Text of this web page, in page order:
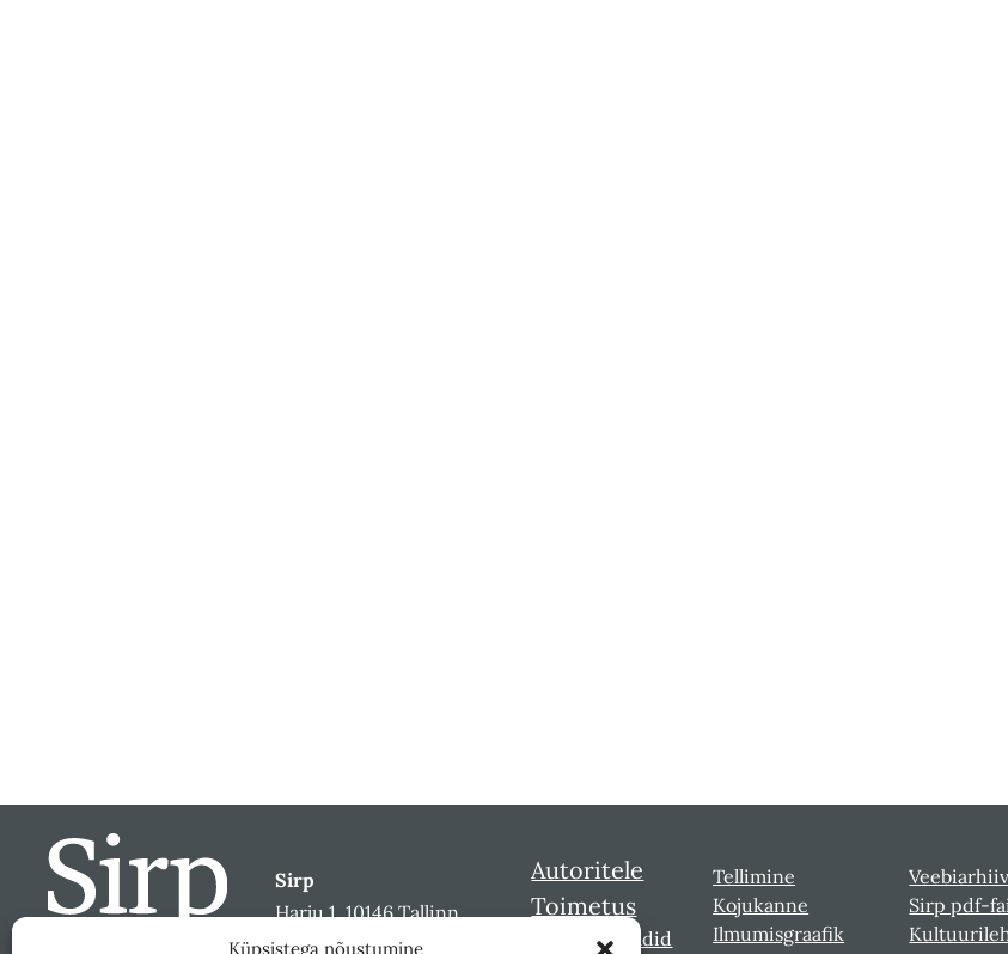
Küpsistega nõustumine
Sirp
Harju 1, 10146 Tallinn
sirp@sirp.ee
Autoritele
Toimetus
Sirbi laureaadid
Tellimine
Kojukanne
Ilmumisgraafik
Veebiarhiiv
Sirp pdf-